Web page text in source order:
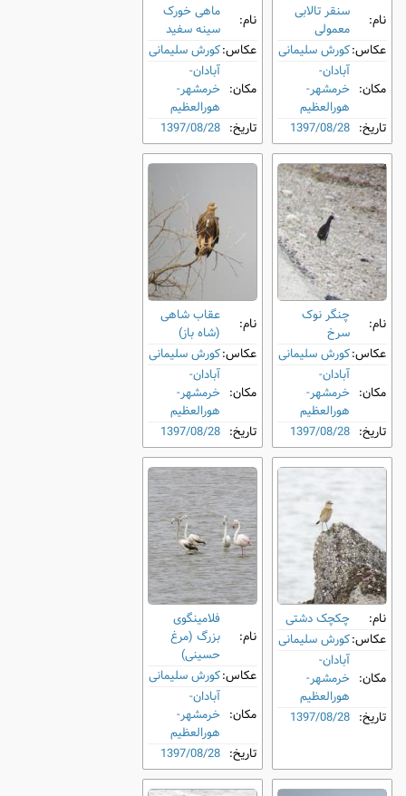
نام:
سنقر تالابی
معمولی
عکاس:کورش سلیمانی
مکان:
آبادان-
خرمشهر-
هورالعظیم
تاریخ: 1397/08/28
نام:
ماهی ‌خورک
سینه‌ سفید
عکاس:کورش سلیمانی
مکان:
آبادان-
خرمشهر-
هورالعظیم
تاریخ: 1397/08/28
نام:
چنگر نوک
‌سرخ
عکاس:کورش سلیمانی
مکان:
آبادان-
خرمشهر-
هورالعظیم
تاریخ: 1397/08/28
نام:
عقاب شاهی
(شاه باز)
عکاس:کورش سلیمانی
مکان:
آبادان-
خرمشهر-
هورالعظیم
تاریخ: 1397/08/28
نام:
چکچک دشتی
عکاس:کورش سلیمانی
مکان:
آبادان-
خرمشهر-
هورالعظیم
تاریخ: 1397/08/28
نام:
فلامینگوی
بزرگ (مرغ
حسینی)
عکاس:کورش سلیمانی
مکان:
آبادان-
خرمشهر-
هورالعظیم
تاریخ: 1397/08/28